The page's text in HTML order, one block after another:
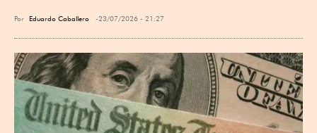
Por Eduardo Caballero 23/07/2026 - 21:27